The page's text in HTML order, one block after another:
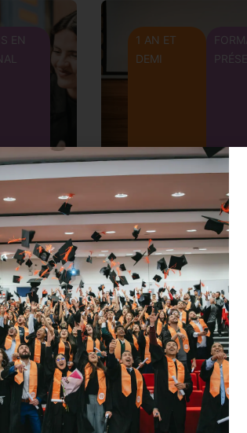
EN
axée
1 AN ET
DEMI
Master of
Gestion des
humaines »
La spécialisation
Humaines forme des
définir et mettre en
alignées avec la
étudiants développent
recrutement,
et administration du